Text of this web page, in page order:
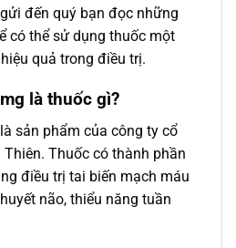
đến quý bạn đọc những
có thể sử dụng thuốc một
quả trong điều trị.
là thuốc gì?
sản phẩm của công ty cổ
Thuốc có thành phần
điều trị tai biến mạch máu
não, thiểu năng tuần